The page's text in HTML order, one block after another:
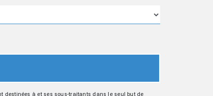
à et ses sous-traitants dans le seul but de